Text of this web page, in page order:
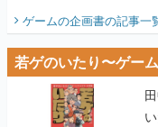
ゲームの企画書の記事一
若ゲのいたり〜ゲー